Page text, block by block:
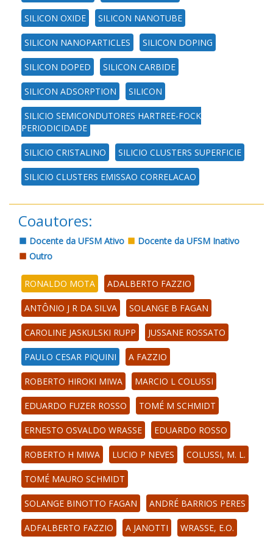
SILICON OXIDE SILICON NANOTUBE
SILICON NANOPARTICLES SILICON DOPING
SILICON DOPED SILICON CARBIDE
SILICON ADSORPTION SILICON
SILICIO SEMICONDUTORES HARTREE-FOCK
PERIODICIDADE
SILICIO CRISTALINO SILICIO CLUSTERS SUPERFICIE
SILICIO CLUSTERS EMISSAO CORRELACAO
Coautores:
Docente da UFSM Ativo
Docente da UFSM Inativo
Outro
RONALDO MOTA ADALBERTO FAZZIO
ANTÔNIO J R DA SILVA SOLANGE B FAGAN
CAROLINE JASKULSKI RUPP JUSSANE ROSSATO
PAULO CESAR PIQUINI A FAZZIO
ROBERTO HIROKI MIWA MARCIO L COLUSSI
EDUARDO FUZER ROSSO TOMÉ M SCHMIDT
ERNESTO OSVALDO WRASSE EDUARDO ROSSO
ROBERTO H MIWA LUCIO P NEVES COLUSSI, M. L.
TOMÉ MAURO SCHMIDT
SOLANGE BINOTTO FAGAN ANDRÉ BARRIOS PERES
ADFALBERTO FAZZIO A JANOTTI WRASSE, E.O.